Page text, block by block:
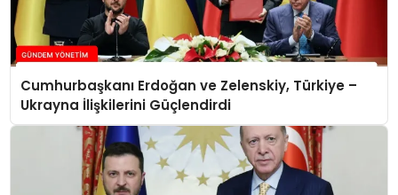
Cumhurbaşkanı Erdoğan ve Zelenskiy, Türkiye –
Ukrayna İlişkilerini Güçlendirdi